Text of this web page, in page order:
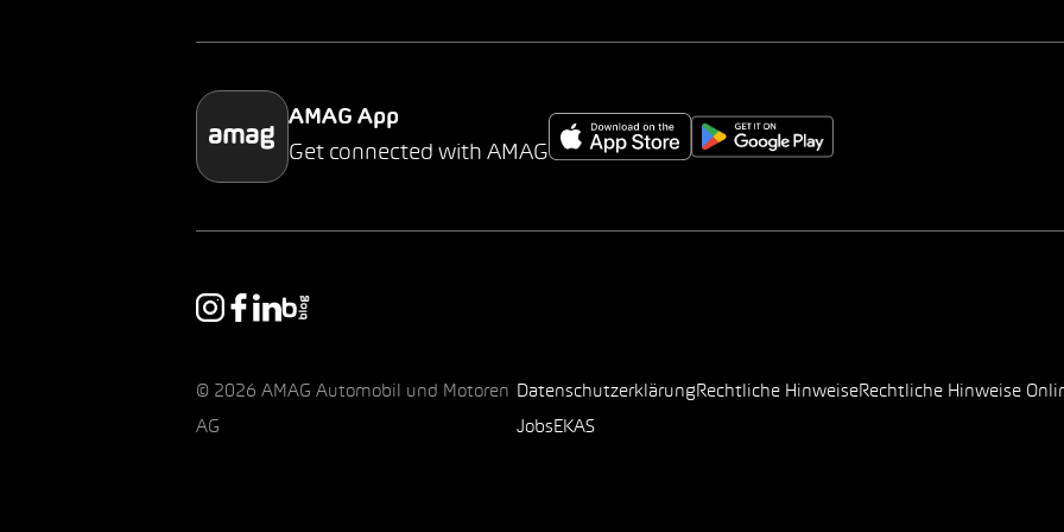
AMAG App
Get connected with AMAG
© 2026 AMAG Automobil und Motoren
AG
Datenschutzerklärung Rechtliche HinweiseRechtliche Hinweise
Jobs EKAS